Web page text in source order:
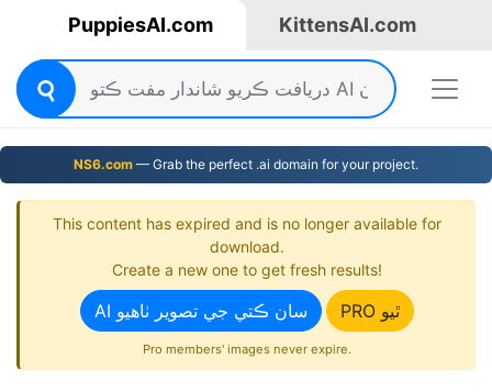
PuppiesAI.com KittensAI.com
NS6.com — Grab the perfect .ai domain for your project.
This content has expired and is no longer available for
download.
Create a new one to get fresh results!
AI سان ڪتي جي تصوير ٺاھيو PRO ٿيو
Pro members' images never expire.